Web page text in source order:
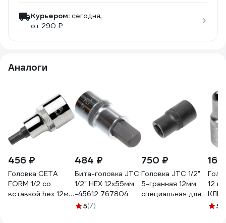
Курьером: сегодня,
от 290 ₽
Аналоги
456 ₽
Головка CETA
FORM 1/2 со
вставкой hex 12мм
484 ₽
Бита-головка JTC
1/2" HEX 12x55мм
-45612 767804
5(7)
750 ₽
Головка JTC 1/2"
5-гранная 12мм
специальная для
12
5